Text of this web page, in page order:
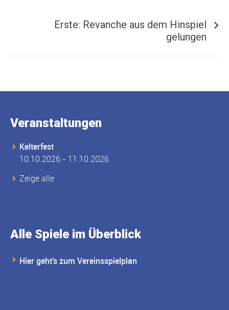
Erste: Revanche aus dem Hinspiel
gelungen
Veranstaltungen
Kelterfest
10.10.2026 - 11.10.2026
Zeige alle
Alle Spiele im Überblick
Hier geht's zum Vereinsspielplan